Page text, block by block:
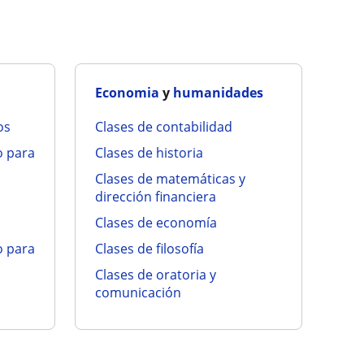
Economia y humanidades
clases de contabilidad
clases de historia
clases de matemáticas y
dirección financiera
clases de economía
clases de filosofía
clases de oratoria y
comunicación